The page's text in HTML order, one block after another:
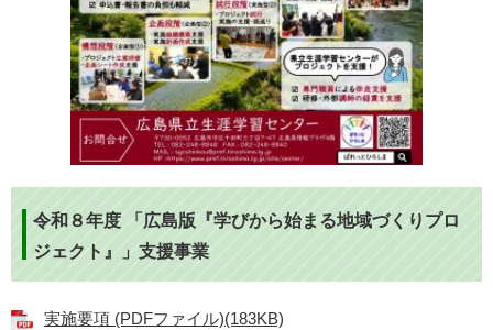
令和８年度 「広島版『学びから始まる地域づくりプロ
ジェクト』」支援事業
実施要項 (PDFファイル)(183KB)